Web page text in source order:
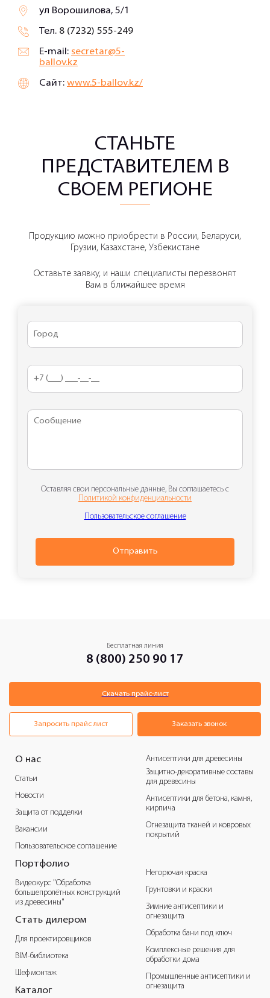
ул Ворошилова, 5/1
Тел. 8 (7232) 555-249
E-mail: secretar@5-
ballov.kz
Сайт: www.5-ballov.kz/
СТАНЬТЕ
ПРЕДСТАВИТЕЛЕМ В
СВОЕМ РЕГИОНЕ
Продукцию можно приобрести в России, Беларуси,
Грузии, Казахстане, Узбекистане
Оставьте заявку, и наши специалисты перезвонят
Вам в ближайшее время
Оставляя свои персональные данные, Вы соглашаетесь с
Политикой конфиденциальности
Пользовательское соглашение
Отправить
Бесплатная линия
8 (800) 250 90 17
Скачать прайс-лист
Запросить прайс лист
О нас
Статьи
Новости
Защита от подделки
Вакансии
Пользовательское соглашение
Портфолио
Видеокурс "Обработка
большепролётных конструкций
из древесины"
Стать дилером
Для проектировщиков
BIM-библиотека
Шеф монтаж
Каталог
Антисептики для древесины
Защитно-декоративные составы
для древесины
Антисептики для бетона, камня,
кирпича
Огнезащита тканей и ковровых
покрытий
Негорючая краска
Грунтовки и краски
Зимние антисептики и
огнезащита
Обработка бани под ключ
Комплексные решения для
обработки дома
Промышленные антисептики и
огнезащита
Заказать звонок